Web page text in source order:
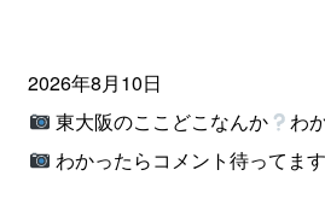
2026年8月10日
東大阪のここどこなんか
わ
わかったらコメント待ってます